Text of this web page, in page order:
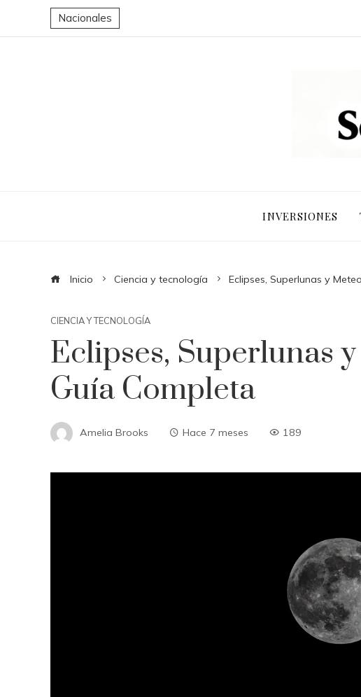
Nacionales
INVERSIONES
Inicio Ciencia y tecnología Eclipses, Superlunas y
CIENCIA Y TECNOLOGÍA
Eclipses, Superlunas
Guía Completa
Amelia Brooks Hace 7 meses 189